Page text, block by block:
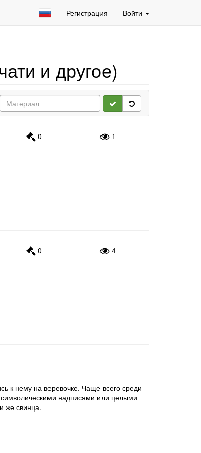
Регистрация Войти
и другое)
0 1
0 4
к нему на веревочке. Чаще всего среди
надписями или целыми
же свинца.